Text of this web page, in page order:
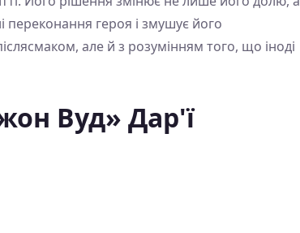
переконання героя і змушує його
але й з розумінням того, що іноді
Вуд» Дар'ї